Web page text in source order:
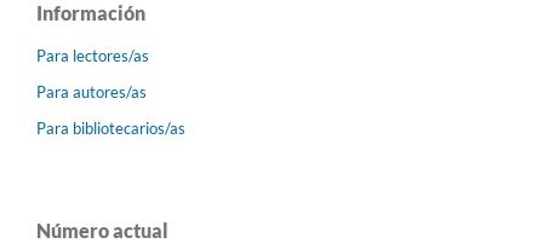
Información
Para lectores/as
Para autores/as
Para bibliotecarios/as
Número actual